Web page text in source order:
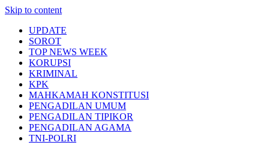
Skip to content
UPDATE
SOROT
TOP NEWS WEEK
KORUPSI
KRIMINAL
KPK
MAHKAMAH KONSTITUSI
PENGADILAN UMUM
PENGADILAN TIPIKOR
PENGADILAN AGAMA
TNI-POLRI